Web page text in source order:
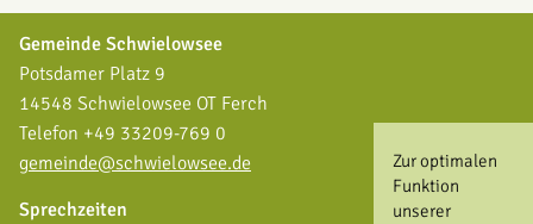
Zur optimalen
Funktion
unserer
Gemeinde Schwielowsee
Potsdamer Platz 9
14548 Schwielowsee OT Ferch
Telefon +49 33209-769 0
gemeinde@schwielowsee.de
Sprechzeiten